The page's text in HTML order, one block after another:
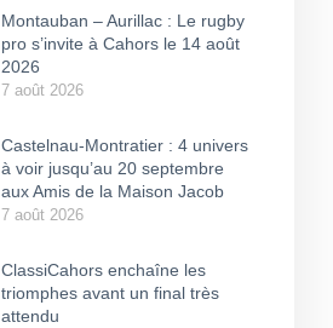
Montauban – Aurillac : Le rugby
pro s’invite à Cahors le 14 août
2026
7 août 2026
Castelnau-Montratier : 4 univers
à voir jusqu’au 20 septembre
aux Amis de la Maison Jacob
7 août 2026
ClassiCahors enchaîne les
triomphes avant un final très
attendu